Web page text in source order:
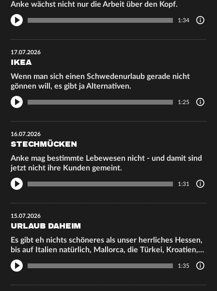
Anke wächst nicht nur die Arbeit über den Kopf.
1:34
17.07.2026
IKEA
Wenn man sich einen Schwedenurlaub gerade nicht
gönnen will, es gibt ja Alternativen.
1:25
16.07.2026
STECHMÜCKEN
Anke mag bestimmte Lebewesen nicht - und damit sind
jetzt nicht ihre Kunden gemeint.
1:31
15.07.2026
URLAUB DAHEIM
Es gibt eh nichts schöneres als unser herrliches Hessen,
bis auf Italien natürlich, Mallorca, die Türkei, Kroatien,…
1:35